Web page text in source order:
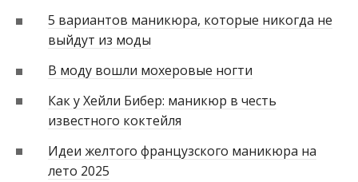
5 вариантов маникюра, которые никогда не
выйдут из моды
В моду вошли мохеровые ногти
Как у Хейли Бибер: маникюр в честь
известного коктейля
Идеи желтого французского маникюра на
лето 2025